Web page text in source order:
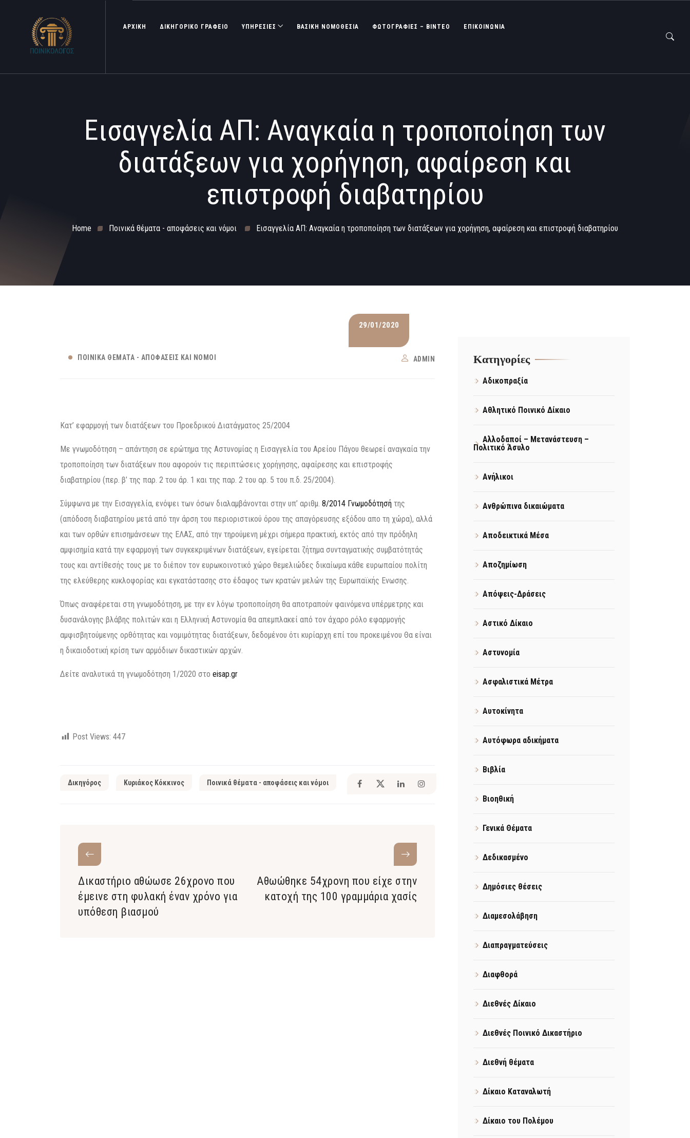
ΑΡΧΙΚΗ ΔΙΚΗΓΟΡΙΚΟ ΓΡΑΦΕΙΟ ΥΠΗΡΕΣΙΕΣ ΒΑΣΙΚΉ ΝΟΜΟΘΕΣΊΑ ΦΩΤΟΓΡΑΦΊΕΣ – ΒΊΝΤΕΟ ΕΠΙΚΟΙΝΩΝΙΑ
Εισαγγελία ΑΠ: Αναγκαία η τροποποίηση των
διατάξεων για χορήγηση, αφαίρεση και
επιστροφή διαβατηρίου
Home Ποινικά θέματα - αποφάσεις και νόμοι Εισαγγελία ΑΠ: Αναγκαία η τροποποίηση των διατάξεων για χορήγηση, αφαίρεση και επιστροφή διαβατηρίου
29/01/2020
ΠΟΙΝΙΚΆ ΘΈΜΑΤΑ - ΑΠΟΦΆΣΕΙΣ ΚΑΙ ΝΌΜΟΙ ADMIN
Κατ’ εφαρμογή των διατάξεων του Προεδρικού Διατάγματος 25/2004
Με γνωμοδότηση – απάντηση σε ερώτημα της Αστυνομίας η Εισαγγελία του Αρείου Πάγου θεωρεί αναγκαία την
τροποποίηση των διατάξεων που αφορούν τις περιπτώσεις χορήγησης, αφαίρεσης και επιστροφής
διαβατηρίου (περ. β’ της παρ. 2 του άρ. 1 και της παρ. 2 του αρ. 5 του π.δ. 25/2004).
Σύμφωνα με την Εισαγγελία, ενόψει των όσων διαλαμβάνονται στην υπ’ αριθμ. 8/2014 Γνωμοδότησή της
(απόδοση διαβατηρίου μετά από την άρση του περιοριστικού όρου της απαγόρευσης εξόδου απο τη χώρα), αλλά
και των ορθών επισημάνσεων της ΕΛΑΣ, από την τηρούμενη μέχρι σήμερα πρακτική, εκτός από την πρόδηλη
αμφισημία κατά την εφαρμογή των συγκεκριμένων διατάξεων, εγείρεται ζήτημα συνταγματικής συμβατότητάς
τους και αντίθεσής τους με το διέπον τον ευρωκοινοτικό χώρο θεμελιώδες δικαίωμα κάθε ευρωπαίου πολίτη
της ελεύθερης κυκλοφορίας και εγκατάστασης στο έδαφος των κρατών μελών της Ευρωπαϊκής Ενωσης.
Όπως αναφέρεται στη γνωμοδότηση, με την εν λόγω τροποποίηση θα αποτραπούν φαινόμενα υπέρμετρης και
δυσανάλογης βλάβης πολιτών και η Ελληνική Αστυνομία θα απεμπλακεί από τον άχαρο ρόλο εφαρμογής
αμφισβητούμενης ορθότητας και νομιμότητας διατάξεων, δεδομένου ότι κυρίαρχη επί του προκειμένου Θα είναι
η δικαιοδοτική κρίση των αρμόδιων δικαστικών αρχών.
Δείτε αναλυτικά τη γνωμοδότηση 1/2020 στο eisap.gr
Post Views: 447
Δικηγόρος Κυριάκος Κόκκινος Ποινικά θέματα - αποφάσεις και νόμοι
Δικαστήριο αθώωσε 26χρονο που
έμεινε στη φυλακή έναν χρόνο για
υπόθεση βιασμού
Αθωώθηκε 54χρονη που είχε στην
κατοχή της 100 γραμμάρια χασίς
Kατηγορίες
Αδικοπραξία
Αθλητικό Ποινικό Δίκαιο
Αλλοδαποί – Μετανάστευση –
Πολιτικό Άσυλο
Ανήλικοι
Ανθρώπινα δικαιώματα
Αποδεικτικά Μέσα
Αποζημίωση
Απόψεις-Δράσεις
Αστικό Δίκαιο
Αστυνομία
Ασφαλιστικά Μέτρα
Αυτοκίνητα
Αυτόφωρα αδικήματα
Βιβλία
Βιοηθική
Γενικά Θέματα
Δεδικασμένο
Δημόσιες θέσεις
Διαμεσολάβηση
Διαπραγματεύσεις
Διαφθορά
Διεθνές Δίκαιο
Διεθνές Ποινικό Δικαστήριο
Διεθνή θέματα
Δίκαιο Καταναλωτή
Δίκαιο του Πολέμου